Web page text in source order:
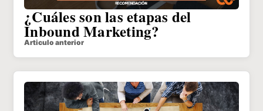
¿Cuáles son las etapas del
Inbound Marketing?
Articulo anterior